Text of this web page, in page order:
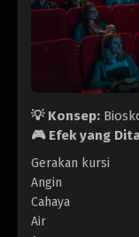
💡 Konsep:
🎮 Efek yang
Gerakan kursi
Angin
Cahaya
Air